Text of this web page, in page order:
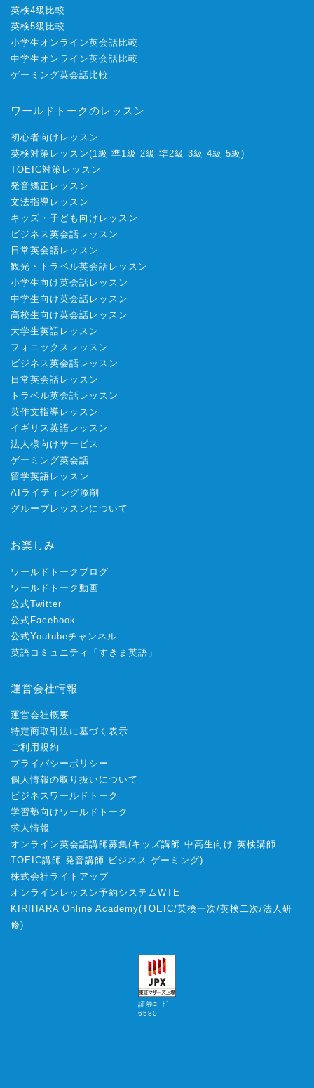
英検4級比較
英検5級比較
小学生オンライン英会話比較
中学生オンライン英会話比較
ゲーミング英会話比較
ワールドトークのレッスン
初心者向けレッスン
英検対策レッスン(1級 準1級 2級 準2級 3級 4級 5級 )
TOEIC対策レッスン
発音矯正レッスン
文法指導レッスン
キッズ・子ども向けレッスン
ビジネス英会話レッスン
日常英会話レッスン
観光・トラベル英会話レッスン
小学生向け英会話レッスン
中学生向け英会話レッスン
高校生向け英会話レッスン
大学生英語レッスン
フォニックスレッスン
ビジネス英会話レッスン
日常英会話レッスン
トラベル英会話レッスン
英作文指導レッスン
イギリス英語レッスン
法人様向けサービス
ゲーミング英会話
留学英語レッスン
AIライティング添削
グループレッスンについて
お楽しみ
ワールドトークブログ
ワールドトーク動画
公式Twitter
公式Facebook
公式Youtubeチャンネル
英語コミュニティ「すきま英語」
運営会社情報
運営会社概要
特定商取引法に基づく表示
ご利用規約
プライバシーポリシー
個人情報の取り扱いについて
ビジネスワールドトーク
学習塾向けワールドトーク
求人情報
オンライン英会話講師募集(キッズ講師 中高生向け 英検講師
TOEIC講師 発音講師 ビジネス ゲーミング)
株式会社ライトアップ
オンラインレッスン予約システムWTE
KIRIHARA Online Academy(TOEIC/英検一次/英検二次/法人研
修)
証券ｺｰﾄﾞ
6580